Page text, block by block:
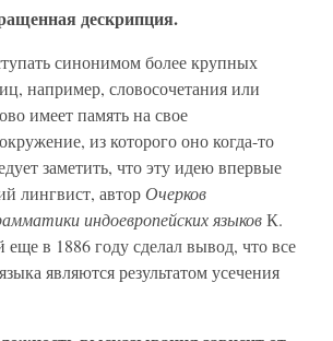
дескрипция.
синонимом более крупных
например, словосочетания или
имеет память на свое
из которого оно когда-то
заметить, что эту идею впервые
лингвист, авторОчерков
индоевропейских языковК.
в 1886 году сделал вывод, что все
являются результатом усечения